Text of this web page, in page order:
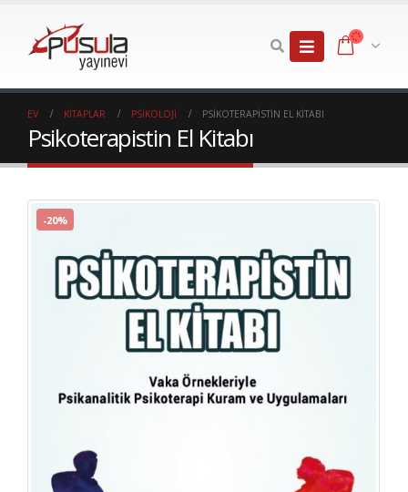
EV KITAPLAR PSIKOLOJI PSIKOTERAPISTIN EL KITABI
Psikoterapistin El Kitabı
-20%